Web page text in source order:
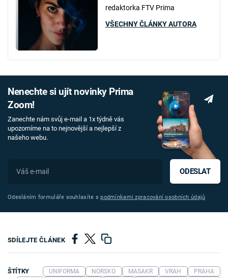
redaktorka FTV Prima
VŠECHNY ČLÁNKY AUTORA
Nenechte si ujít novinky Prima
Zoom!
Zanechte nám svůj e-mail a 1x týdně vás
upozorníme na to nejnovější a nejlepší z
našeho webu.
ODESLAT
Odesláním formuláře souhlasíte spodmínkami zpracování osobních údajů
SDÍLEJTE ČLÁNEK
ŠTÍTKY UNIFORMA NORSKO MASAKR VRAH
PRAHA